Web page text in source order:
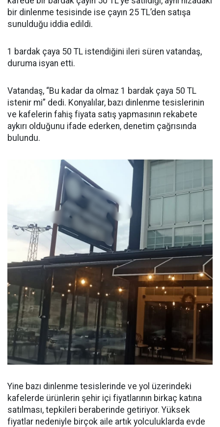
bir dinlenme tesisinde ise çayın 25 TL’den satışa
sunulduğu iddia edildi.
1 bardak çaya 50 TL istendiğini ileri süren vatandaş,
duruma isyan etti.
Vatandaş, “Bu kadar da olmaz 1 bardak çaya 50 TL
istenir mi” dedi. Konyalılar, bazı dinlenme tesislerinin
ve kafelerin fahiş fiyata satış yapmasının rekabete
aykırı olduğunu ifade ederken, denetim çağrısında
bulundu.
Yine bazı dinlenme tesislerinde ve yol üzerindeki
kafelerde ürünlerin şehir içi fiyatlarının birkaç katına
satılması, tepkileri beraberinde getiriyor. Yüksek
fiyatlar nedeniyle birçok aile artık yolculuklarda evde